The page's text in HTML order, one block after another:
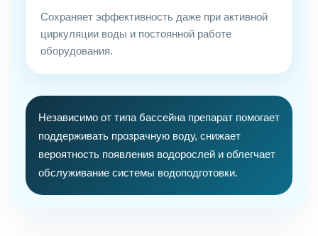
Сохраняет эффективность даже при активной
циркуляции воды и постоянной работе
оборудования.
Независимо от типа бассейна препарат помогает
поддерживать прозрачную воду, снижает
вероятность появления водорослей и облегчает
обслуживание системы водоподготовки.